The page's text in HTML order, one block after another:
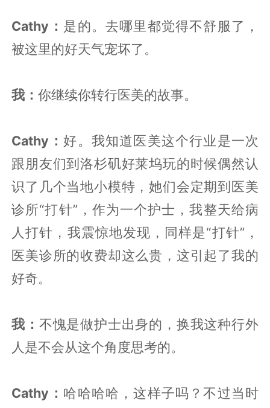
Cathy： 是的。去哪里都觉得不舒服了，
被这里的好天气宠坏了。
我：你继续你转行医美的故事。
Cathy： 好。我知道医美这个行业是一次
跟朋友们到洛杉矶好莱坞玩的时候偶然认
识了几个当地小模特，她们会定期到医美
诊所“打针”，作为一个护士，我整天给病
人打针，我震惊地发现，同样是“打针”，
医美诊所的收费却这么贵，这引起了我的
好奇。
我： 不愧是做护士出身的，换我这种行外
人是不会从这个角度思考的。
Cathy： 哈哈哈哈，这样子吗？不过当时